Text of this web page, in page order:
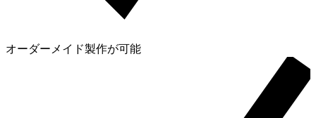
オーダーメイド製作が可能